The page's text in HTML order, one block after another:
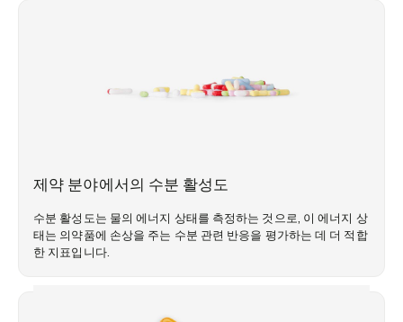
제약 분야에서의 수분 활성도
수분 활성도는 물의 에너지 상태를 측정하는 것으로, 이 에너지 상
태는 의약품에 손상을 주는 수분 관련 반응을 평가하는 데 더 적합
한 지표입니다.